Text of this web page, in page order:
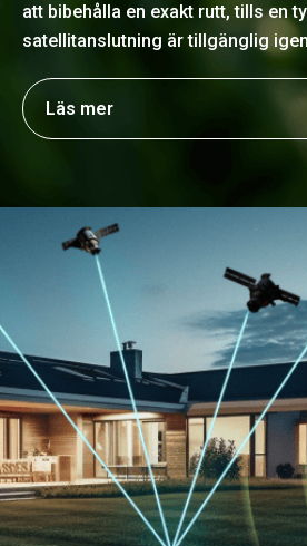
att bibehålla en exakt rutt, tills en
satellitanslutning är tillgänglig
Läs mer